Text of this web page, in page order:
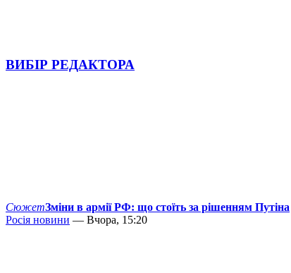
ВИБІР РЕДАКТОРА
СюжетЗміни в армії РФ: що стоїть за рішенням Путіна
Росія новини — Вчора, 15:20